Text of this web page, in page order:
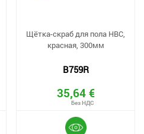
Щётка-скраб для пола HBC,
красная, 300мм
B759R
35,64 €